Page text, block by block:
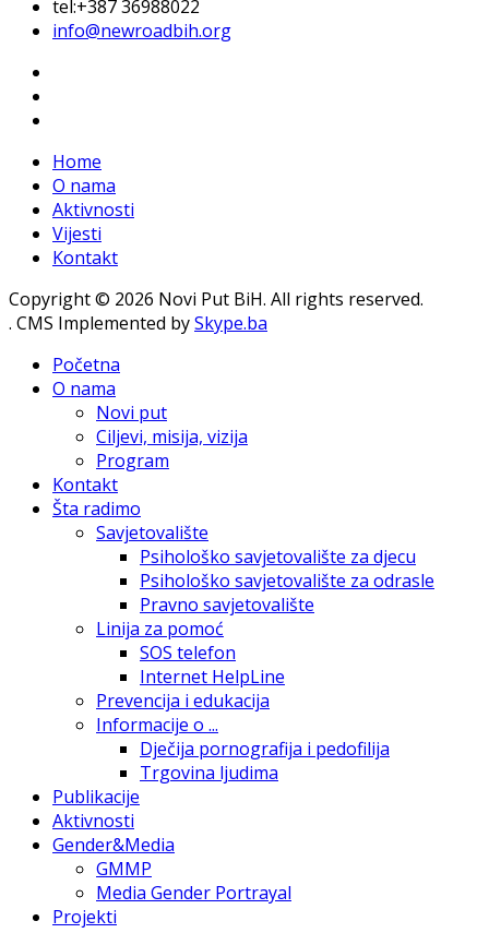
tel:+387 36988022
info@newroadbih.org
Home
O nama
Aktivnosti
Vijesti
Kontakt
Copyright © 2026 Novi Put BiH. All rights reserved.
. CMS Implemented bySkype.ba
Početna
O nama
Novi put
Ciljevi, misija, vizija
Program
Kontakt
Šta radimo
Savjetovalište
Psihološko savjetovalište za djecu
Psihološko savjetovalište za odrasle
Pravno savjetovalište
Linija za pomoć
SOS telefon
Internet HelpLine
Prevencija i edukacija
Informacije o ...
Dječija pornografija i pedofilija
Trgovina ljudima
Publikacije
Aktivnosti
Gender&Media
GMMP
Media Gender Portrayal
Projekti